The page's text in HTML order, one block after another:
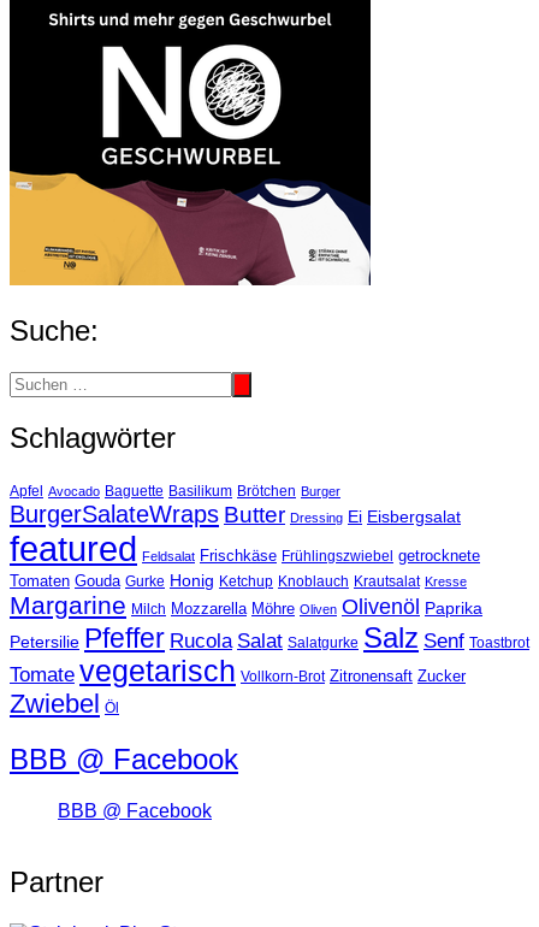
Suche:
Schlagwörter
Apfel Avocado Baguette Basilikum Brötchen Burger
BurgerSalateWraps Butter Dressing Ei Eisbergsalat
featured Feldsalat Frischkäse Frühlingszwiebel
getrocknete
Tomaten Gouda Gurke Honig Ketchup Knoblauch Krautsalat Kresse
Margarine Milch Mozzarella Möhre Oliven Olivenöl Paprika
Petersilie Pfeffer Rucola Salat Salatgurke Salz Senf Toastbrot
Tomate vegetarisch Vollkorn-Brot Zitronensaft Zucker
Zwiebel Öl
BBB @ Facebook
BBB @ Facebook
Partner